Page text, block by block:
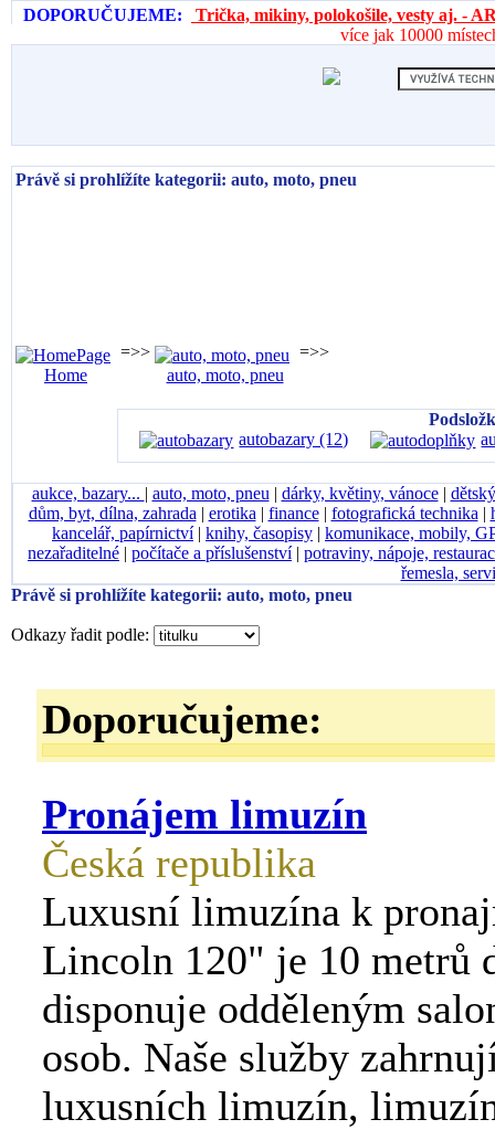
DOPORUČUJEME:
Trička, mikiny, polokošile, vesty aj. -
více jak 10000
Právě si prohlížíte kategorii: auto, moto, pneu
Home
=>>
auto, moto, pneu
=>>
autobazary (12)
aukce, bazary... | auto, moto, pneu | dárky, květiny, vánoce|
dům, byt, dílna, zahrada | erotika | finance| fotografická technika |
kancelář, papírnictví| knihy, časopisy | komunikace, mobily,
nezařaditelné | počítače a příslušenství| potraviny, nápoje,
řemesla,
Právě si prohlížíte kategorii: auto, moto, pneu
Odkazy řadit podle:
Doporučujeme:
Pronájem limuzín
Česká republika
Luxusní limuzína k
Lincoln 120" je 10 metrů
disponuje odděleným
osob. Naše služby
luxusních limuzín,